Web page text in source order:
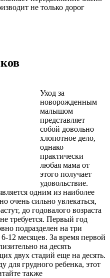
не только дорог
Уход за
новорожденным
малышом
представляет
собой довольно
хлопотное дело,
однако
практически
любая мама от
этого получает
удовольствие.
одним из наиболее
очень сильно увлекаться,
до годовалого возраста
требуется. Первый год
подразделен на три
12 месяцев. За время первой
на десять
двух стадий еще на десять.
для грудного ребенка, этот
также